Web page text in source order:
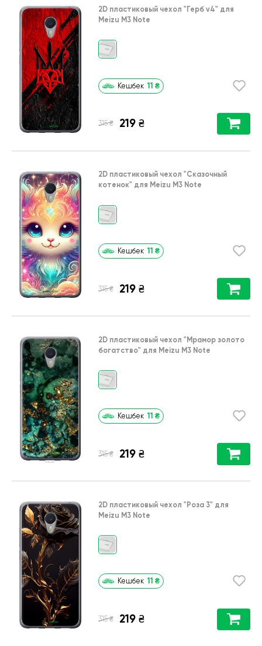
2D пластиковый чехол "Герб v4" для
Meizu M3 Note
Кешбек 11 ₴
315 ₴ 219 ₴
2D пластиковый чехол "Сказочный
котенок" для Meizu M3 Note
Кешбек 11 ₴
315 ₴ 219 ₴
2D пластиковый чехол "Мрамор золото
богатство" для Meizu M3 Note
Кешбек 11 ₴
315 ₴ 219 ₴
2D пластиковый чехол "Роза 3" для
Meizu M3 Note
Кешбек 11 ₴
315 ₴ 219 ₴